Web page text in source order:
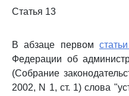
Статья 13
В абзаце первом
Федерации об
(Собрание
2002, N 1, ст. 1) слова